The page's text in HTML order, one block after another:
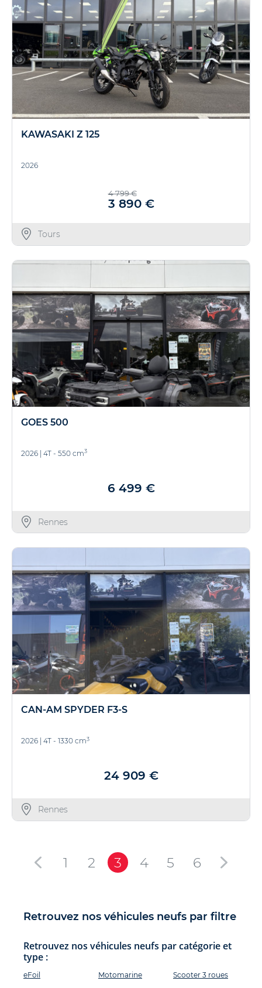
KAWASAKI Z 125
2026
4 799 €
3 890 €
Tours
GOES 500
2026 | 4T - 550 cm3
6 499 €
Rennes
CAN-AM SPYDER F3-S
2026 4T - 1330 cm3
24 909 €
Rennes
1 2 3 4 5 6
Retrouvez nos véhicules neufs par filtre
Retrouvez nos véhicules neufs par catégorie et
type :
eFoil Motomarine Scooter 3 roues